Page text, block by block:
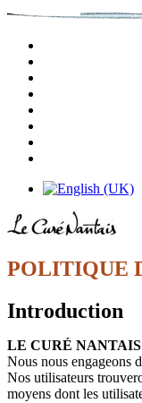
POLITIQUE
Introduction
LE CURÉ NANTAIS
Nous nous engageons
Nos utilisateurs
moyens dont les